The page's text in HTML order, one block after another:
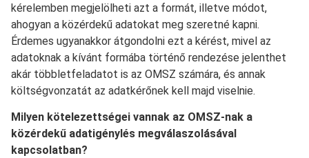
kérelemben megjelölheti azt a formát, illetve módot,
ahogyan a közérdekű adatokat meg szeretné kapni.
Érdemes ugyanakkor átgondolni ezt a kérést, mivel az
adatoknak a kívánt formába történő rendezése jelenthet
akár többletfeladatot is az OMSZ számára, és annak
költségvonzatát az adatkérőnek kell majd viselnie.
Milyen kötelezettségei vannak az OMSZ-nak a
közérdekű adatigénylés megválaszolásával
kapcsolatban?